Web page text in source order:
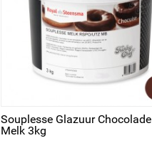
Souplesse Glazuur Chocolade
Melk 3kg